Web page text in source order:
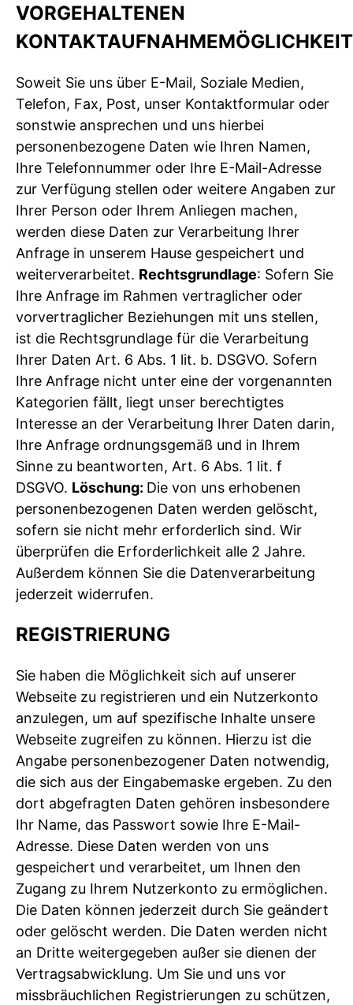
VORGEHALTENEN
Soweit Sie uns über E-Mail, Soziale Medien,
Telefon, Fax, Post, unser Kontaktformular oder
sonstwie ansprechen und uns hierbei
personenbezogene Daten wie Ihren Namen,
Ihre Telefonnummer oder Ihre E-Mail-Adresse
zur Verfügung stellen oder weitere Angaben zur
Ihrer Person oder Ihrem Anliegen machen,
werden diese Daten zur Verarbeitung Ihrer
Anfrage in unserem Hause gespeichert und
weiterverarbeitet. Rechtsgrundlage: Sofern Sie
Ihre Anfrage im Rahmen vertraglicher oder
vorvertraglicher Beziehungen mit uns stellen,
ist die Rechtsgrundlage für die Verarbeitung
Ihrer Daten Art. 6 Abs. 1 lit. b. DSGVO. Sofern
Ihre Anfrage nicht unter eine der vorgenannten
Kategorien fällt, liegt unser berechtigtes
Interesse an der Verarbeitung Ihrer Daten darin,
Ihre Anfrage ordnungsgemäß und in Ihrem
Sinne zu beantworten, Art. 6 Abs. 1 lit. f
DSGVO. Löschung: Die von uns erhobenen
personenbezogenen Daten werden gelöscht,
sofern sie nicht mehr erforderlich sind. Wir
überprüfen die Erforderlichkeit alle 2 Jahre.
Außerdem können Sie die Datenverarbeitung
jederzeit widerrufen.
REGISTRIERUNG
Sie haben die Möglichkeit sich auf unserer
Webseite zu registrieren und ein Nutzerkonto
anzulegen, um auf spezifische Inhalte unsere
Webseite zugreifen zu können. Hierzu ist die
Angabe personenbezogener Daten notwendig,
die sich aus der Eingabemaske ergeben. Zu den
dort abgefragten Daten gehören insbesondere
Ihr Name, das Passwort sowie Ihre E-Mail-
Adresse. Diese Daten werden von uns
gespeichert und verarbeitet, um Ihnen den
Zugang zu Ihrem Nutzerkonto zu ermöglichen.
Die Daten können jederzeit durch Sie geändert
oder gelöscht werden. Die Daten werden nicht
an Dritte weitergegeben außer sie dienen der
Vertragsabwicklung. Um Sie und uns vor
missbräuchlichen Registrierungen zu schützen,